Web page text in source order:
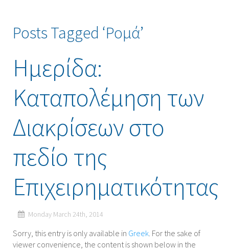
Posts Tagged ‘Ρομά’
Ημερίδα:
Καταπολέμηση των
Διακρίσεων στο
πεδίο της
Επιχειρηματικότητας
Monday March 24th, 2014
Sorry, this entry is only available in Greek. For the sake of
viewer convenience, the content is shown below in the